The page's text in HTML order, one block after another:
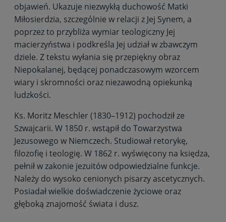
objawień. Ukazuje niezwykłą duchowość Matki
Miłosierdzia, szczególnie w relacji z Jej Synem, a
poprzez to przybliża wymiar teologiczny Jej
macierzyństwa i podkreśla Jej udział w zbawczym
dziele. Z tekstu wyłania się przepiękny obraz
Niepokalanej, będącej ponadczasowym wzorcem
wiary i skromności oraz niezawodną opiekunką
ludzkości.
Ks. Moritz Meschler (1830–1912) pochodził ze
Szwajcarii. W 1850 r. wstąpił do Towarzystwa
Jezusowego w Niemczech. Studiował retorykę,
filozofię i teologię. W 1862 r. wyświęcony na księdza,
pełnił w zakonie jezuitów odpowiedzialne funkcje.
Należy do wysoko cenionych pisarzy ascetycznych.
Posiadał wielkie doświadczenie życiowe oraz
głęboką znajomość świata i dusz.